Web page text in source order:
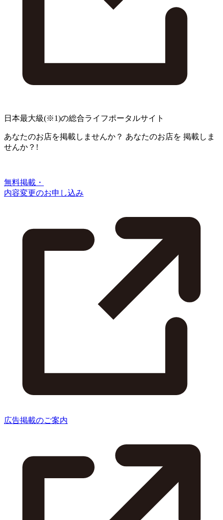
日本最大級(※1)の総合ライフポータルサイト
あなたのお店を掲載しませんか？ あなたのお店を 掲載しま
せんか？!
無料掲載・
内容変更のお申し込み
広告掲載のご案内